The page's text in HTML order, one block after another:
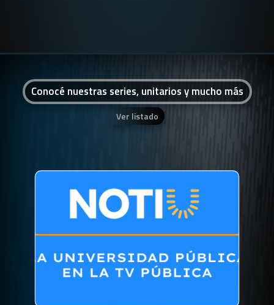
Conocé nuestras series, unitarios y mucho más
Ver listado